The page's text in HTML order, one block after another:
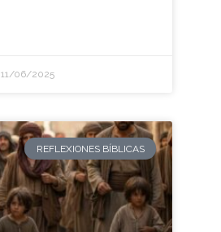
11/06/2025
REFLEXIONES BÍBLICAS